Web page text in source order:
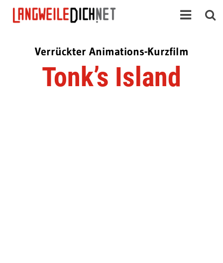
Verrückter Animations-Kurzfilm
Tonk’s Island